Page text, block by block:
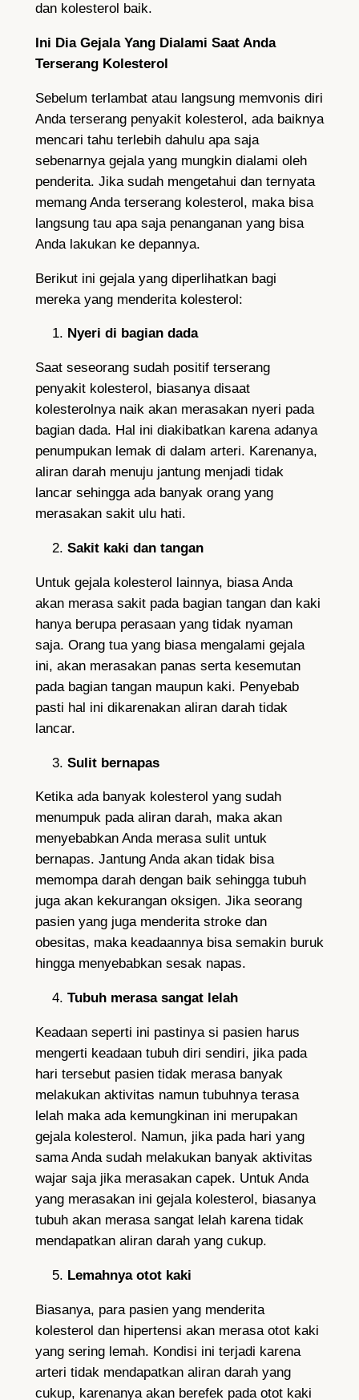
dan kolesterol baik.
Ini Dia Gejala Yang Dialami Saat Anda
Terserang Kolesterol
Sebelum terlambat atau langsung memvonis diri
Anda terserang penyakit kolesterol, ada baiknya
mencari tahu terlebih dahulu apa saja
sebenarnya gejala yang mungkin dialami oleh
penderita. Jika sudah mengetahui dan ternyata
memang Anda terserang kolesterol, maka bisa
langsung tau apa saja penanganan yang bisa
Anda lakukan ke depannya.
Berikut ini gejala yang diperlihatkan bagi
mereka yang menderita kolesterol:
Nyeri di bagian dada
Saat seseorang sudah positif terserang
penyakit kolesterol, biasanya disaat
kolesterolnya naik akan merasakan nyeri pada
bagian dada. Hal ini diakibatkan karena adanya
penumpukan lemak di dalam arteri. Karenanya,
aliran darah menuju jantung menjadi tidak
lancar sehingga ada banyak orang yang
merasakan sakit ulu hati.
Sakit kaki dan tangan
Untuk gejala kolesterol lainnya, biasa Anda
akan merasa sakit pada bagian tangan dan kaki
hanya berupa perasaan yang tidak nyaman
saja. Orang tua yang biasa mengalami gejala
ini, akan merasakan panas serta kesemutan
pada bagian tangan maupun kaki. Penyebab
pasti hal ini dikarenakan aliran darah tidak
lancar.
Sulit bernapas
Ketika ada banyak kolesterol yang sudah
menumpuk pada aliran darah, maka akan
menyebabkan Anda merasa sulit untuk
bernapas. Jantung Anda akan tidak bisa
memompa darah dengan baik sehingga tubuh
juga akan kekurangan oksigen. Jika seorang
pasien yang juga menderita stroke dan
obesitas, maka keadaannya bisa semakin buruk
hingga menyebabkan sesak napas.
Tubuh merasa sangat lelah
Keadaan seperti ini pastinya si pasien harus
mengerti keadaan tubuh diri sendiri, jika pada
hari tersebut pasien tidak merasa banyak
melakukan aktivitas namun tubuhnya terasa
lelah maka ada kemungkinan ini merupakan
gejala kolesterol. Namun, jika pada hari yang
sama Anda sudah melakukan banyak aktivitas
wajar saja jika merasakan capek. Untuk Anda
yang merasakan ini gejala kolesterol, biasanya
tubuh akan merasa sangat lelah karena tidak
mendapatkan aliran darah yang cukup.
Lemahnya otot kaki
Biasanya, para pasien yang menderita
kolesterol dan hipertensi akan merasa otot kaki
yang sering lemah. Kondisi ini terjadi karena
arteri tidak mendapatkan aliran darah yang
cukup, karenanya akan berefek pada otot kaki